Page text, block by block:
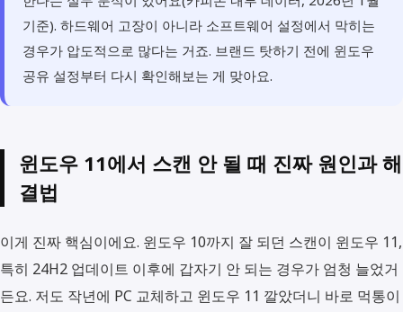
기준). 하드웨어 고장이 아니라 소프트웨어 설정에서 막히는
경우가 압도적으로 많다는 거죠. 브랜드 탓하기 전에 윈도우
공유 설정부터 다시 확인해보는 게 맞아요.
윈도우 11에서 스캔 안 될 때 진짜 원인과 해
결법
이게 진짜 핵심이에요. 윈도우 10까지 잘 되던 스캔이 윈도우 11,
특히 24H2 업데이트 이후에 갑자기 안 되는 경우가 엄청 늘었거
든요. 저도 작년에 PC 교체하고 윈도우 11 깔았더니 바로 먹통이